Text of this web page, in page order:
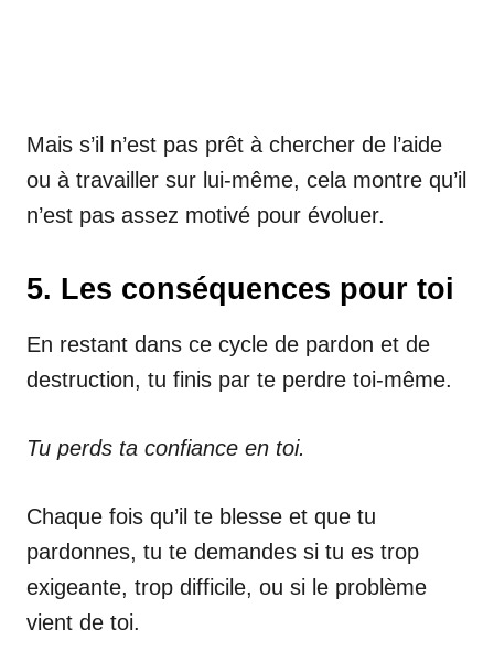
Mais s’il n’est pas prêt à chercher de l’aide
ou à travailler sur lui-même, cela montre qu’il
n’est pas assez motivé pour évoluer.
5. Les conséquences pour toi
En restant dans ce cycle de pardon et de
destruction, tu finis par te perdre toi-même.
Tu perds ta confiance en toi.
Chaque fois qu’il te blesse et que tu
pardonnes, tu te demandes si tu es trop
exigeante, trop difficile, ou si le problème
vient de toi.